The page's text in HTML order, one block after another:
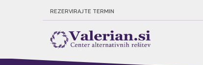
REZERVIRAJTE TERMIN